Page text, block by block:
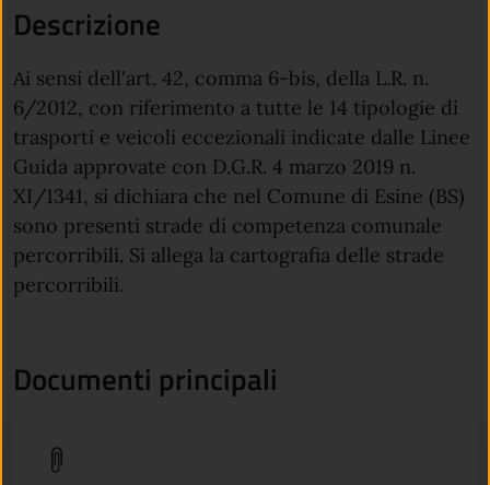
Descrizione
Ai sensi dell'art. 42, comma 6-bis, della L.R. n.
6/2012, con riferimento a tutte le 14 tipologie di
trasporti e veicoli eccezionali indicate dalle Linee
Guida approvate con D.G.R. 4 marzo 2019 n.
XI/1341, si dichiara che nel Comune di Esine (BS)
sono presenti strade di competenza comunale
percorribili. Si allega la cartografia delle strade
percorribili.
Documenti principali
(apre in un'altra scheda).